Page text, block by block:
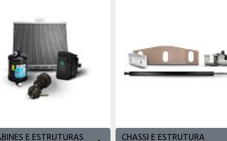
E ESTRUTURAS
CHASSI E ESTRUTURA